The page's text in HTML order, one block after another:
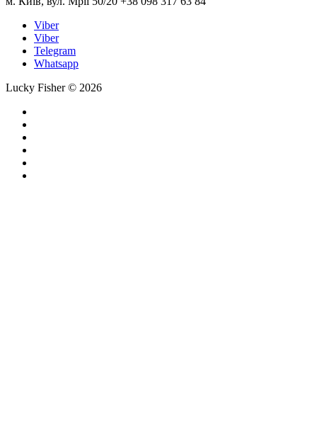
Viber
Viber
Telegram
Whatsapp
Lucky Fisher © 2026